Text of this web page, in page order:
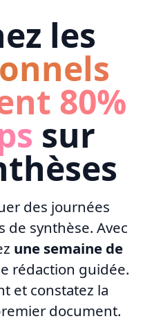
les
80%
sur
des journées
de synthèse. Avec
une semaine de
rédaction guidée.
et constatez la
document.